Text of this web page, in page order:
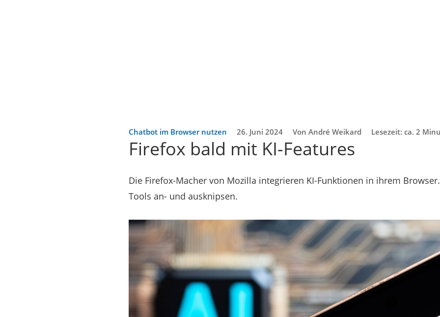
Chatbot im Browser nutzen 26. Juni 2024 Von André Weikard Lesezeit: ca. 2
Firefox bald mit KI-Features
Die Firefox-Macher von Mozilla integrieren KI-Funktionen in ihrem
Tools an- und ausknipsen.